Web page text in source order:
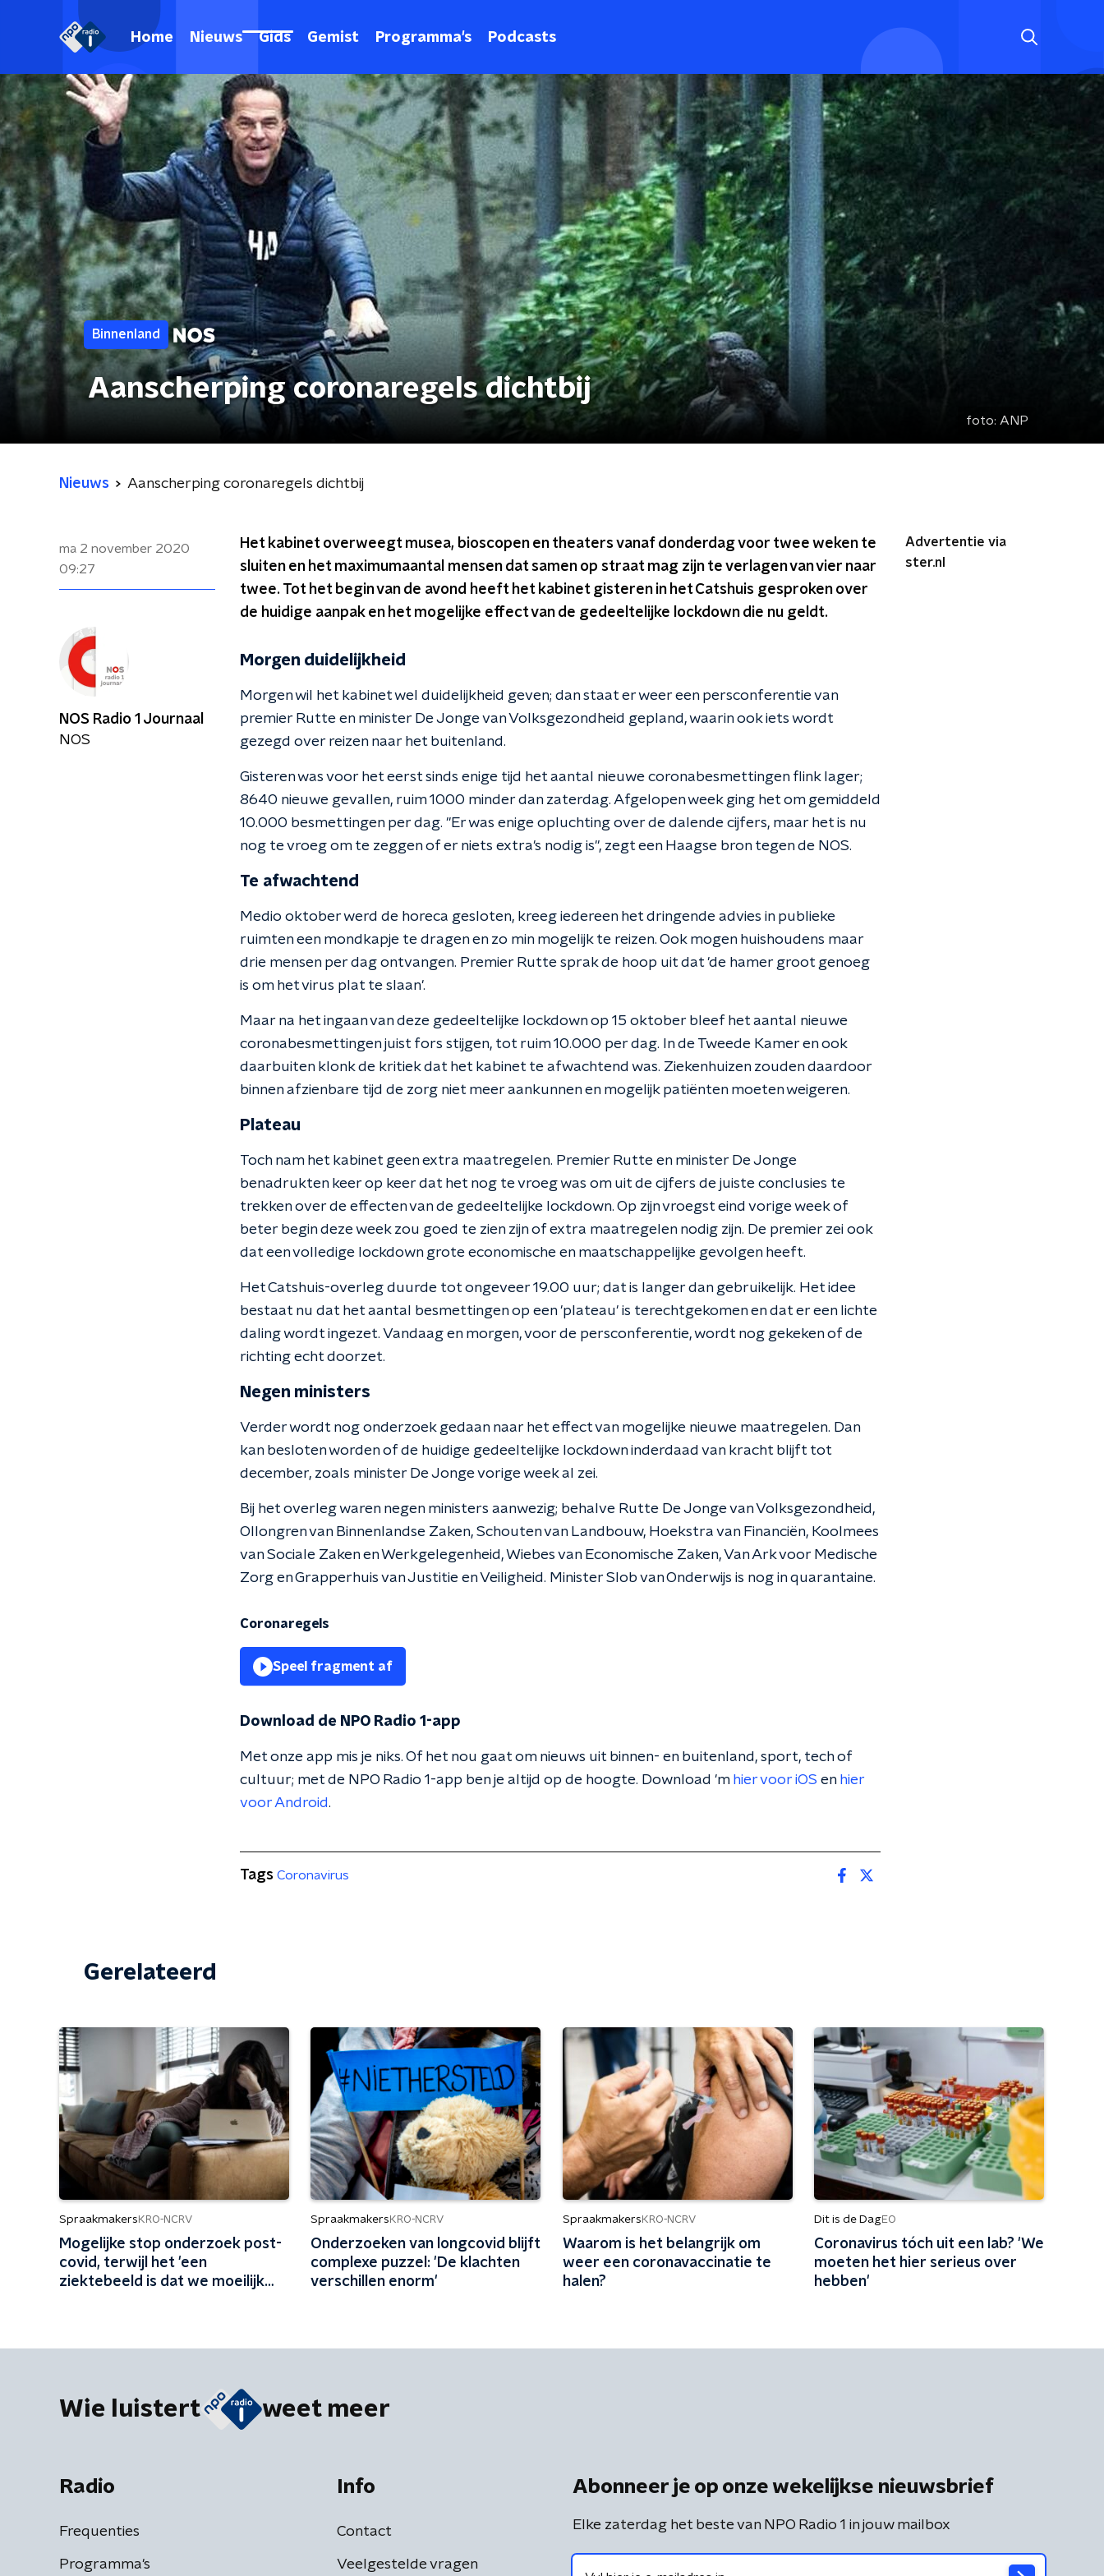
Home Nieuws Gids Gemist Programma's Podcasts
Binnenland
Aanscherping coronaregels dichtbij
foto: ANP
Nieuws Aanscherping coronaregels dichtbij
ma 2 november 2020
09:27
Het kabinet overweegt musea, bioscopen en theaters vanaf donderdag voor twee weken te
sluiten en het maximumaantal mensen dat samen op straat mag zijn te verlagen van vier naar
twee. Tot het begin van de avond heeft het kabinet gisteren in het Catshuis gesproken over
de huidige aanpak en het mogelijke effect van de gedeeltelijke lockdown die nu geldt.
Morgen duidelijkheid
Morgen wil het kabinet wel duidelijkheid geven; dan staat er weer een persconferentie van
premier Rutte en minister De Jonge van Volksgezondheid gepland, waarin ook iets wordt
gezegd over reizen naar het buitenland.
Gisteren was voor het eerst sinds enige tijd het aantal nieuwe coronabesmettingen flink lager;
8640 nieuwe gevallen, ruim 1000 minder dan zaterdag. Afgelopen week ging het om gemiddeld
10.000 besmettingen per dag. "Er was enige opluchting over de dalende cijfers, maar het is nu
nog te vroeg om te zeggen of er niets extra's nodig is", zegt een Haagse bron tegen de NOS.
Te afwachtend
Medio oktober werd de horeca gesloten, kreeg iedereen het dringende advies in publieke
ruimten een mondkapje te dragen en zo min mogelijk te reizen. Ook mogen huishoudens maar
drie mensen per dag ontvangen. Premier Rutte sprak de hoop uit dat 'de hamer groot genoeg
is om het virus plat te slaan'.
Maar na het ingaan van deze gedeeltelijke lockdown op 15 oktober bleef het aantal nieuwe
coronabesmettingen juist fors stijgen, tot ruim 10.000 per dag. In de Tweede Kamer en ook
daarbuiten klonk de kritiek dat het kabinet te afwachtend was. Ziekenhuizen zouden daardoor
binnen afzienbare tijd de zorg niet meer aankunnen en mogelijk patiënten moeten weigeren.
Plateau
Toch nam het kabinet geen extra maatregelen. Premier Rutte en minister De Jonge
benadrukten keer op keer dat het nog te vroeg was om uit de cijfers de juiste conclusies te
trekken over de effecten van de gedeeltelijke lockdown. Op zijn vroegst eind vorige week of
beter begin deze week zou goed te zien zijn of extra maatregelen nodig zijn. De premier zei ook
dat een volledige lockdown grote economische en maatschappelijke gevolgen heeft.
Het Catshuis-overleg duurde tot ongeveer 19.00 uur; dat is langer dan gebruikelijk. Het idee
bestaat nu dat het aantal besmettingen op een 'plateau' is terechtgekomen en dat er een lichte
daling wordt ingezet. Vandaag en morgen, voor de persconferentie, wordt nog gekeken of de
richting echt doorzet.
Negen ministers
Verder wordt nog onderzoek gedaan naar het effect van mogelijke nieuwe maatregelen. Dan
kan besloten worden of de huidige gedeeltelijke lockdown inderdaad van kracht blijft tot
december, zoals minister De Jonge vorige week al zei.
Bij het overleg waren negen ministers aanwezig; behalve Rutte De Jonge van Volksgezondheid,
Ollongren van Binnenlandse Zaken, Schouten van Landbouw, Hoekstra van Financiën, Koolmees
van Sociale Zaken en Werkgelegenheid, Wiebes van Economische Zaken, Van Ark voor Medische
Zorg en Grapperhuis van Justitie en Veiligheid. Minister Slob van Onderwijs is nog in quarantaine.
Coronaregels
Speel fragment af
Download de NPO Radio 1-app
Met onze app mis je niks. Of het nou gaat om nieuws uit binnen- en buitenland, sport, tech of
cultuur; met de NPO Radio 1-app ben je altijd op de hoogte. Download 'm hier voor iOS en hier
voor Android.
Advertentie via
ster.nl
NOS Radio 1 Journaal
NOS
Tags Coronavirus
Gerelateerd
Spraakmakers KRO-NCRV
Mogelijke stop onderzoek post-
covid, terwijl het 'een
ziektebeeld is dat we moeilijk
Spraakmakers KRO-NCRV
Onderzoeken van longcovid blijft
complexe puzzel: 'De klachten
verschillen enorm'
Spraakmakers KRO-NCRV
Waarom is het belangrijk om
weer een coronavaccinatie te
halen?
Dit is de DagEO
Coronavirus tóch uit een lab? 'We
moeten het hier serieus over
hebben'
Wie luistert weet meer
Radio
Frequenties
Programma's
Info
Contact
Veelgestelde vragen
Abonneer je op onze wekelijkse nieuwsbrief
Elke zaterdag het beste van NPO Radio 1 in jouw mailbox